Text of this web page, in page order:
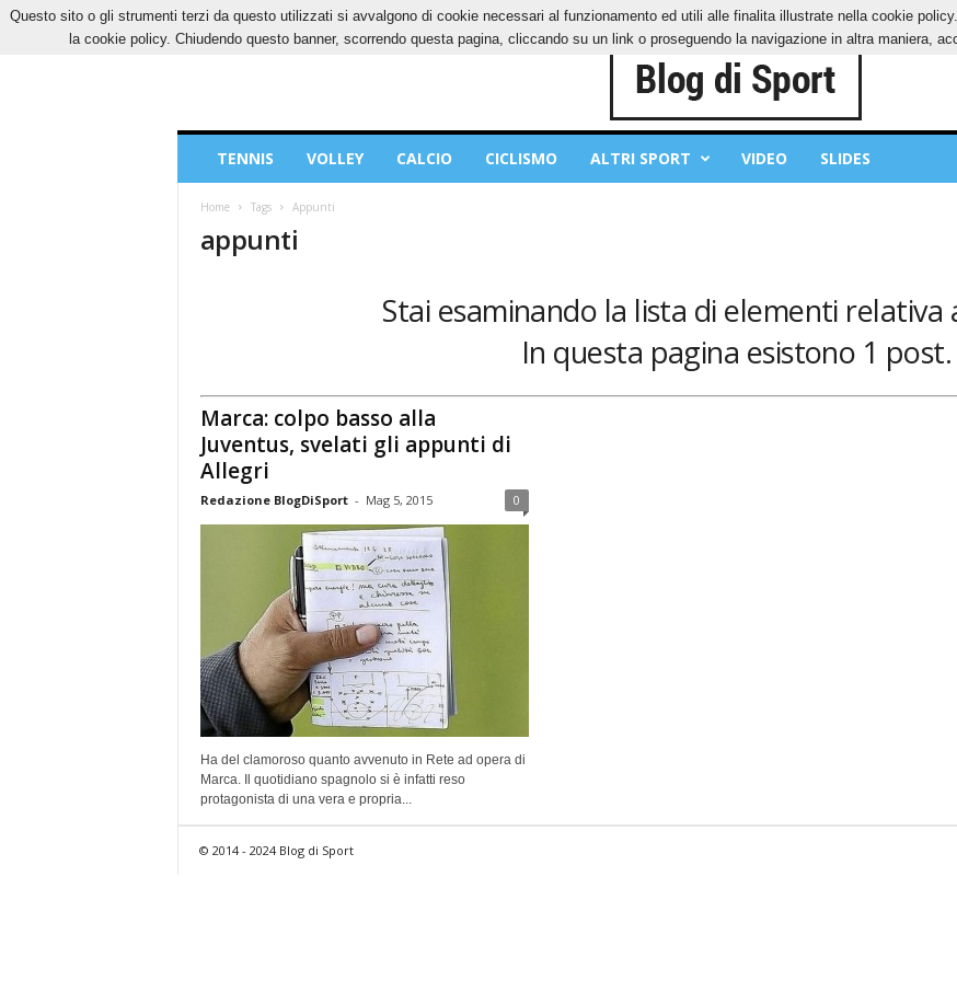
SABATO, 8 AGOSTO 2026 CONTATTI COOKIES PRIVACY POLICY
Sport
TENNIS VOLLEY CALCIO CICLISMO ALTRI SPORT VIDEO SLIDES
Home Tags Appunti
appunti
Stai esaminando la lista di elementi relativa
In questa pagina esistono 1 post.
Marca: colpo basso alla
Juventus, svelati gli appunti di
Allegri
Redazione BlogDiSport - Mag 5, 2015 0
Ha del clamoroso quanto avvenuto in Rete ad opera di
Marca. Il quotidiano spagnolo si è infatti reso
protagonista di una vera e propria...
© 2014 - 2024 Blog di Sport
Questo sito o gli strumenti terzi da questo utilizzati si avvalgono di cookie necessari al funzionamento ed utili alle finalita illustrate nella cookie
la cookie policy. Chiudendo questo banner, scorrendo questa pagina, cliccando su un link o proseguendo la navigazione in altra maniera,